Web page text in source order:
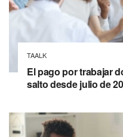
TAALK
El pago por trabajar
salto desde julio de